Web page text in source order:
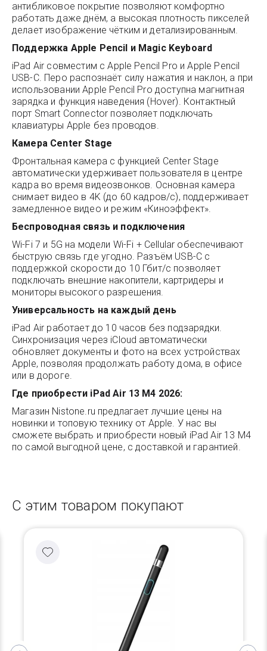
антибликовое покрытие позволяют комфортно
работать даже днём, а высокая плотность пикселей
делает изображение чётким и детализированным.
Поддержка Apple Pencil и Magic Keyboard
iPad Air совместим с Apple Pencil Pro и Apple Pencil
USB-C. Перо распознаёт силу нажатия и наклон, а при
использовании Apple Pencil Pro доступна магнитная
зарядка и функция наведения (Hover). Контактный
порт Smart Connector позволяет подключать
клавиатуры Apple без проводов.
Камера Center Stage
Фронтальная камера с функцией Center Stage
автоматически удерживает пользователя в центре
кадра во время видеозвонков. Основная камера
снимает видео в 4K (до 60 кадров/с), поддерживает
замедленное видео и режим «Киноэффект».
Беспроводная связь и подключения
Wi-Fi 7 и 5G на модели Wi-Fi + Cellular обеспечивают
быструю связь где угодно. Разъём USB-C с
поддержкой скорости до 10 Гбит/с позволяет
подключать внешние накопители, картридеры и
мониторы высокого разрешения.
Универсальность на каждый день
iPad Air работает до 10 часов без подзарядки.
Синхронизация через iCloud автоматически
обновляет документы и фото на всех устройствах
Apple, позволяя продолжать работу дома, в офисе
или в дороге.
Где приобрести iPad Air 13 M4 2026:
Магазин Nistone.ru предлагает лучшие цены на
новинки и топовую технику от Apple. У нас вы
сможете выбрать и приобрести новый iPad Air 13 M4
по самой выгодной цене, с доставкой и гарантией.
С этим товаром покупают